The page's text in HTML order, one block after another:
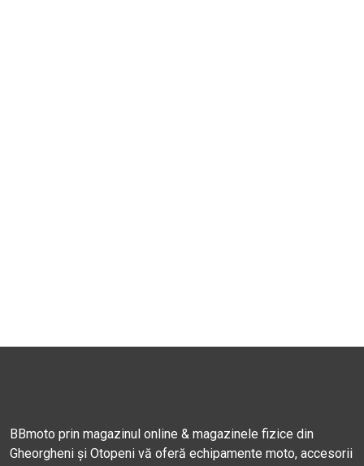
BBmoto prin magazinul online & magazinele fizice din
Gheorgheni și Otopeni vă oferă echipamente moto, accesorii